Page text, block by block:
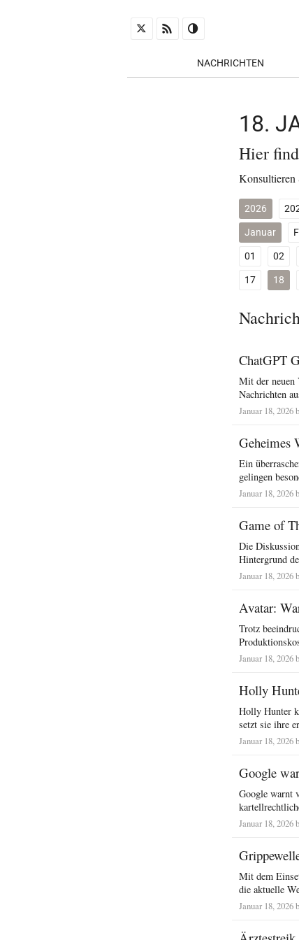
NACHRICHTEN
18.
Hier
Konsultieren
2026
Januar
01
02
17
18
ChatGPT
Mit der neuen
Nachrichten
Januar 18, 2026
Geheimes
Ein
gelingen
Januar 18, 2026
Game of
Die
Hintergrund
Januar 18, 2026
Avatar:
Trotz
Januar 18, 2026
Holly
Holly Hunter
setzt sie ihre
Januar 18, 2026
Google
Google warnt
Januar 18, 2026
Mit dem
die aktuelle
Januar 18, 2026